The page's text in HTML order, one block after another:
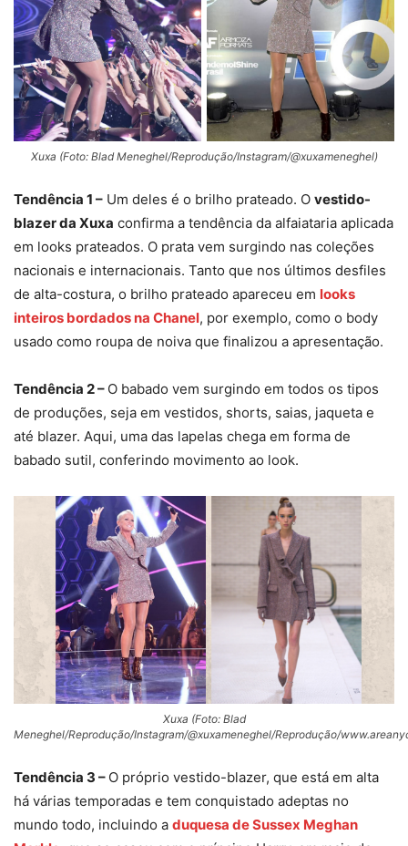
Xuxa (Foto: Blad Meneghel/Reprodução/Instagram/@xuxameneghel)
Tendência 1 – Um deles é o brilho prateado. O vestido-
blazer da Xuxa confirma a tendência da alfaiataria aplicada
em looks prateados. O prata vem surgindo nas coleções
nacionais e internacionais. Tanto que nos últimos desfiles
de alta-costura, o brilho prateado apareceu em looks
inteiros bordados na Chanel, por exemplo, como o body
usado como roupa de noiva que finalizou a apresentação.
Tendência 2 – O babado vem surgindo em todos os tipos
de produções, seja em vestidos, shorts, saias, jaqueta e
até blazer. Aqui, uma das lapelas chega em forma de
babado sutil, conferindo movimento ao look.
Xuxa (Foto: Blad
Meneghel/Reprodução/Instagram/@xuxameneghel/Reprodução/
Tendência 3 – O próprio vestido-blazer, que está em alta
há várias temporadas e tem conquistado adeptas no
mundo todo, incluindo a duquesa de Sussex Meghan